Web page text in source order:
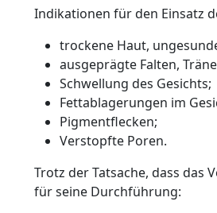
Indikationen für den Einsatz
trockene Haut,
ausgeprägte Falten,
Schwellung des Gesichts;
Fettablagerungen im
Pigmentflecken;
Verstopfte Poren.
Trotz der Tatsache, dass
für seine Durchführung: